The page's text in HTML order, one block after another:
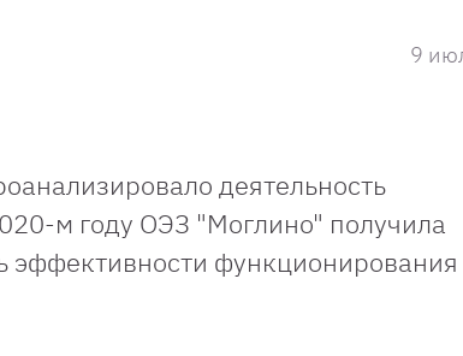
9
деятельность
м году ОЭЗ "Моглино" получила
эффективности функционирования